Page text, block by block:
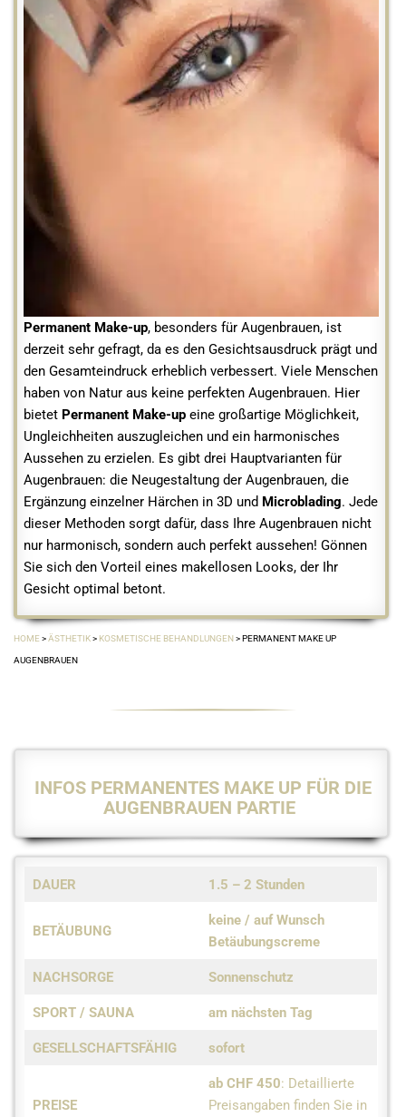
Permanent Make-up, besonders für Augenbrauen, ist
derzeit sehr gefragt, da es den Gesichtsausdruck prägt und
den Gesamteindruck erheblich verbessert. Viele Menschen
haben von Natur aus keine perfekten Augenbrauen. Hier
bietet Permanent Make-up eine großartige Möglichkeit,
Ungleichheiten auszugleichen und ein harmonisches
Aussehen zu erzielen. Es gibt drei Hauptvarianten für
Augenbrauen: die Neugestaltung der Augenbrauen, die
Ergänzung einzelner Härchen in 3D und Microblading. Jede
dieser Methoden sorgt dafür, dass Ihre Augenbrauen nicht
nur harmonisch, sondern auch perfekt aussehen! Gönnen
Sie sich den Vorteil eines makellosen Looks, der Ihr
Gesicht optimal betont.
HOME >ÄSTHETIK> KOSMETISCHE BEHANDLUNGEN> PERMANENT MAKE UP
AUGENBRAUEN
INFOS PERMANENTES MAKE UP FÜR DIE
AUGENBRAUEN PARTIE
DAUER 1.5 – 2 Stunden
BETÄUBUNG
keine / auf Wunsch
Betäubungscreme
NACHSORGE Sonnenschutz
SPORT / SAUNA am nächsten Tag
GESELLSCHAFTS­FÄHIG sofort
PREISE
ab CHF 450: Detaillierte
Preisangaben finden Sie in